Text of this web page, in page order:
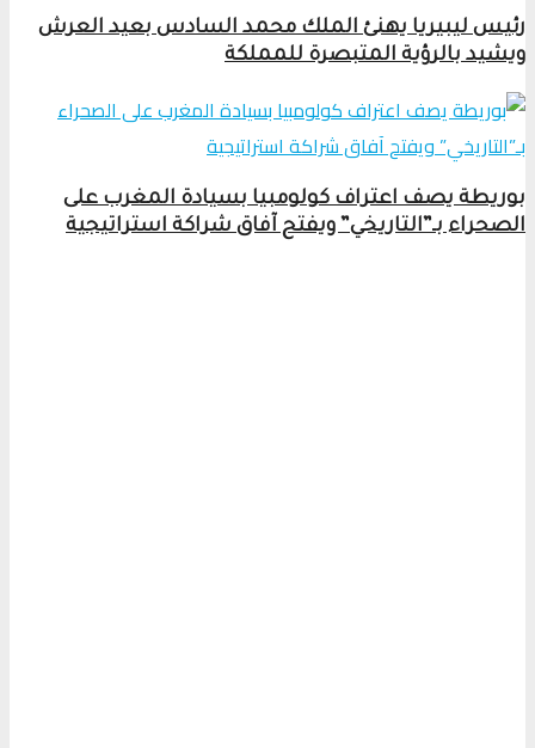
رئيس ليبيريا يهنئ الملك محمد السادس بعيد العرش
ويشيد بالرؤية المتبصرة للمملكة
بوريطة يصف اعتراف كولومبيا بسيادة المغرب على
الصحراء بـ”التاريخي” ويفتح آفاق شراكة استراتيجية